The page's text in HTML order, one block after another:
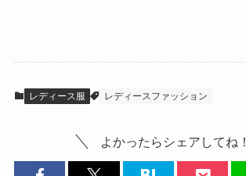
レディース服 レディースファッション
よかったらシェアしてね！